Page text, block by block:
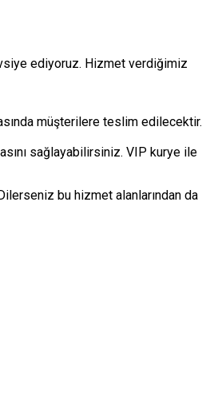
ediyoruz. Hizmet verdiğimiz
müşterilere teslim edilecektir.
sağlayabilirsiniz. VIP kurye ile
bu hizmet alanlarından da